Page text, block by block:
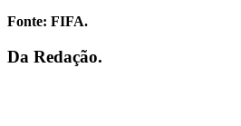
Fonte: FIFA.
Da Redação.